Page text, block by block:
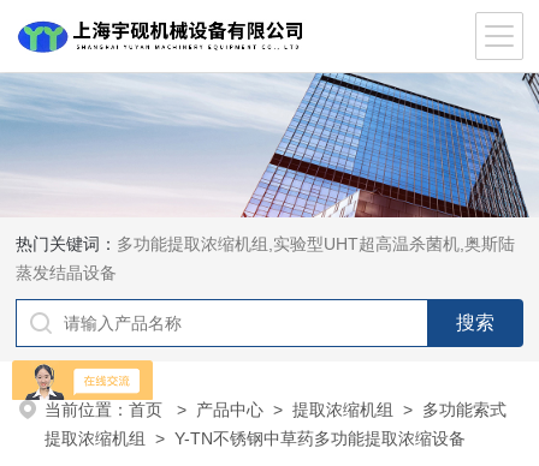
热门关键词： 多功能提取浓缩机组,实验型UHT超高温杀菌机,奥斯陆
蒸发结晶设备
当前位置：首页 > 产品中心 >提取浓缩机组 > 多功能索式
提取浓缩机组
> Y-TN不锈钢中草药多功能提取浓缩设备